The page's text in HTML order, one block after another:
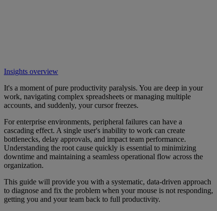
Insights overview
It's a moment of pure productivity paralysis. You are deep in your
work, navigating complex spreadsheets or managing multiple
accounts, and suddenly, your cursor freezes.
For enterprise environments, peripheral failures can have a
cascading effect. A single user's inability to work can create
bottlenecks, delay approvals, and impact team performance.
Understanding the root cause quickly is essential to minimizing
downtime and maintaining a seamless operational flow across the
organization.
This guide will provide you with a systematic, data-driven approach
to diagnose and fix the problem when your mouse is not responding,
getting you and your team back to full productivity.